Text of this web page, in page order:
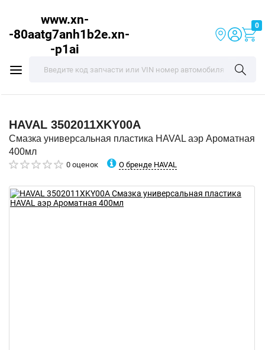
www.xn-
-80aatg7anh1b2e.xn-
-p1ai
0
HAVAL 3502011XKY00A
Смазка универсальная пластика HAVAL аэр Ароматная
400мл
0 оценок О бренде HAVAL